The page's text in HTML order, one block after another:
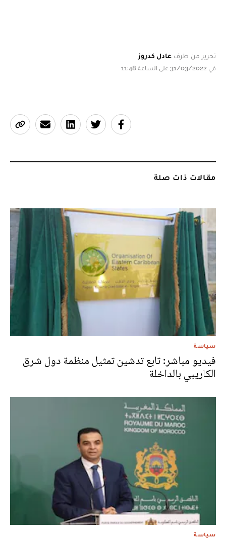
تحرير من طرف عادل كدروز
في 31/03/2022 على الساعة 11:48
مقالات ذات صلة
سياسة
فيديو مباشر: تابع تدشين تمثيل منظمة دول شرق
الكاريبي بالداخلة
سياسة